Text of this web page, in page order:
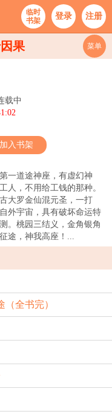
临时
书架
登录 注册
果 菜单
载中
加入书架
一道途神座，有虚幻神
人，不用给工钱的那种。
大罗金仙混元圣，一打
外宇宙，具有破坏命运特
。桃园三结义，金角银角
途，神我高座！...
全书完）